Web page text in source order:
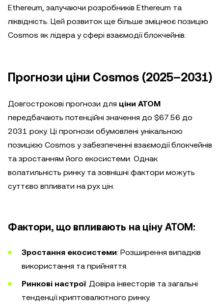
Ethereum, залучаючи розробників Ethereum та
ліквідність. Цей розвиток ще більше зміцнює позицію
Cosmos як лідера у сфері взаємодії блокчейнів.
Прогнози ціни Cosmos (2025–2031)
Довгострокові прогнози для ціни ATOM
передбачають потенційні значення до $67.56 до
2031 року. Ці прогнози обумовлені унікальною
позицією Cosmos у забезпеченні взаємодії блокчейнів
та зростанням його екосистеми. Однак
волатильність ринку та зовнішні фактори можуть
суттєво впливати на рух цін.
Фактори, що впливають на ціну ATOM:
Зростання екосистеми: Розширення випадків
використання та прийняття.
Ринкові настрої: Довіра інвесторів та загальні
тенденції криптовалютного ринку.